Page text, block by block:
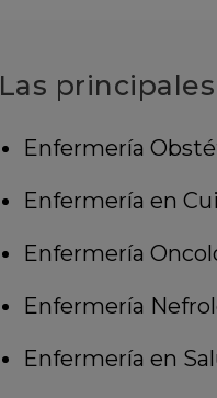
Las
Enfermería
Enfermería en
Enfermería
Enfermería
Enfermería en